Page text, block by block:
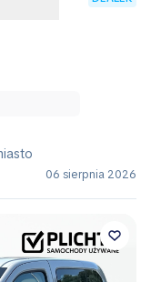
06 sierpnia 2026